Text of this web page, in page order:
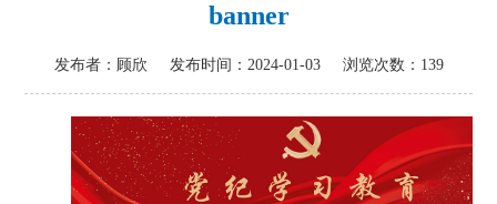
banner
发布者：顾欣 发布时间：2024-01-03 浏览次数： 139